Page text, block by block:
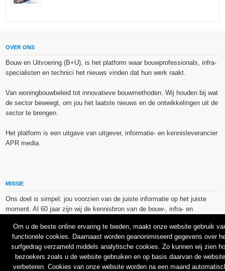
OVER ONS
Bouw en Uitvoering (B+U), is het platform waar bouwprofessionals, infra-
specialisten en technici het nieuws vinden dat hun werk raakt.
Van woningbouwbeleid tot innovatieve bouwmethoden. Wij houden bij wat
de sector beweegt, om jou het laatste nieuws en de ontwikkelingen uit de
sector te brengen.
Het platform is een uitgave van uitgever, informatie- en kennisleverancier
APR media.
MISSIE
Ons doel is simpel: jou voorzien van de juiste informatie op het juiste
moment. Al 60 jaar zijn wij de kennisbron van de bouw-, infra- en
De op dit platform gebruikte afbeeldingen, illustraties en foto’s zijn ofwel
vrij van rechten verkregen via de bron van het betreffende bericht, of
binnen de aan APR media (groep) of BU media verschafte licentie(s) en
de daarmee verkregen rechten aangekocht bij Shutterstock en/of 123RF.
Om u de beste online ervaring te bieden, maakt onze website gebruik
functionele cookies. Daarnaast worden geanonimiseerd gegevens over
surfgedrag verzameld middels analytische cookies. Zo kunnen wij zien
bezoekers zoals u de website gebruiken en op basis daarvan de website
verbeteren. Cookies van onze website worden na een maand